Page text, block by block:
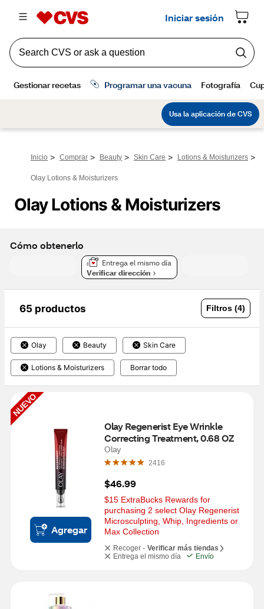
Inicio > Comprar > Beauty > Skin Care > Lotions & Moisturizers >
Olay Lotions & Moisturizers
Olay Lotions & Moisturizers
Cómo obtenerlo
Entrega el mismo día
Verificar dirección
65 productos Filtros (4)
Olay Beauty Skin Care
Lotions & Moisturizers Borrar todo
NUEVO
Agregar
Olay Regenerist Eye Wrinkle
Correcting Treatment, 0.68 OZ
Olay
2416
$46.99
$15 ExtraBucks Rewards for
purchasing 2 select Olay Regenerist
Microsculpting, Whip, Ingredients or
Max Collection
Recoger - Verificar más tiendas
Entrega el mismo día
Envío